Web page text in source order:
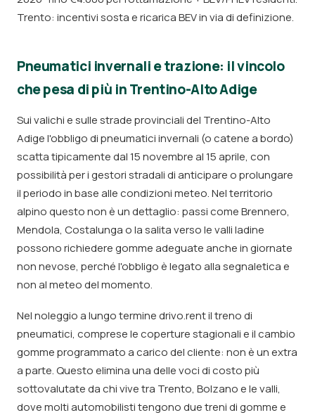
Trento: incentivi sosta e ricarica BEV in via di definizione.
Pneumatici invernali e trazione: il vincolo
che pesa di più in Trentino-Alto Adige
Sui valichi e sulle strade provinciali del Trentino-Alto
Adige l'obbligo di pneumatici invernali (o catene a bordo)
scatta tipicamente dal 15 novembre al 15 aprile, con
possibilità per i gestori stradali di anticipare o prolungare
il periodo in base alle condizioni meteo. Nel territorio
alpino questo non è un dettaglio: passi come Brennero,
Mendola, Costalunga o la salita verso le valli ladine
possono richiedere gomme adeguate anche in giornate
non nevose, perché l'obbligo è legato alla segnaletica e
non al meteo del momento.
Nel noleggio a lungo termine drivo.rent il treno di
pneumatici, comprese le coperture stagionali e il cambio
gomme programmato a carico del cliente: non è un extra
a parte. Questo elimina una delle voci di costo più
sottovalutate da chi vive tra Trento, Bolzano e le valli,
dove molti automobilisti tengono due treni di gomme e